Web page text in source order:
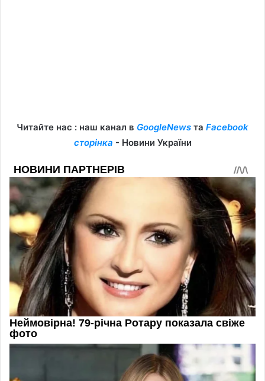
Читайте нас : наш канал в GoogleNews та Facebook
сторінка - Новини України